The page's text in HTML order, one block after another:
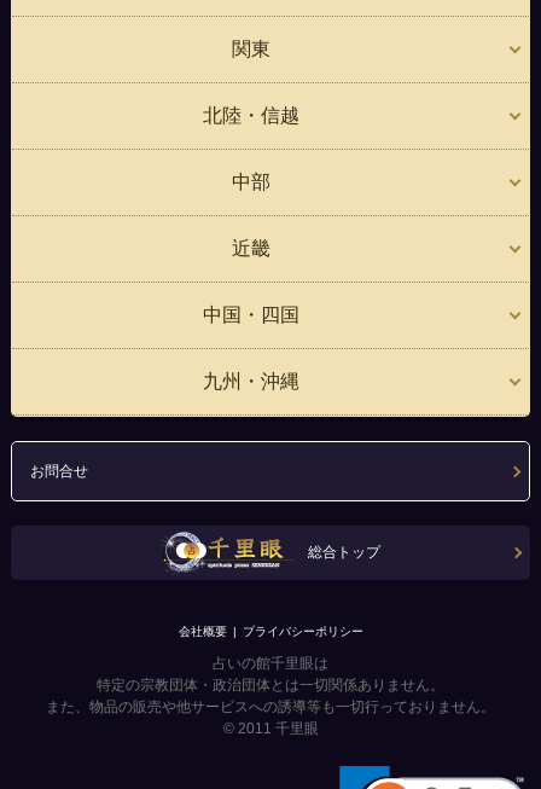
関東
北陸・信越
中部
近畿
中国・四国
九州・沖縄
お問合せ
総合トップ
会社概要 プライバシーポリシー
占いの館千里眼は
特定の宗教団体・政治団体とは一切関係ありません。
また、物品の販売や他サービスへの誘導等も一切行っておりません。
© 2011 千里眼